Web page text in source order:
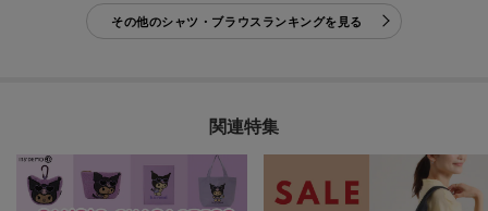
その他のシャツ・ブラウスランキングを見る
関連特集